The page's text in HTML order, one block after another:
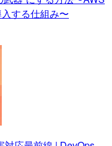
する仕組み〜